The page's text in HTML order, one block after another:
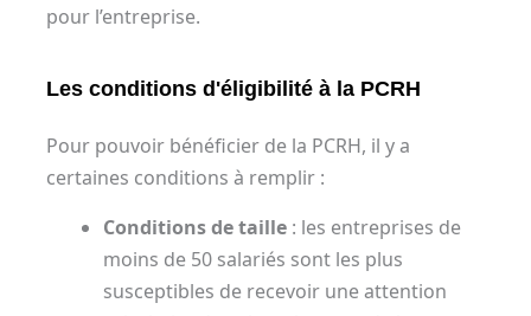
pour l’entreprise.
Les conditions d'éligibilité à la PCRH
Pour pouvoir bénéficier de la PCRH, il y a
certaines conditions à remplir :
Conditions de taille: les entreprises de
moins de 50 salariés sont les plus
susceptibles de recevoir une attention